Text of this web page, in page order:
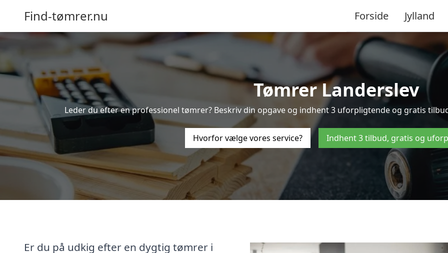
Find-tømrer.nu Forside Jylland
Tømrer Landerslev
Leder du efter en professionel tømrer? Beskriv din opgave og indhent 3 uforpligtende og gratis
Hvorfor vælge vores service? Indhent 3 tilbud, gratis og
Er du på udkig efter en dygtig tømrer i